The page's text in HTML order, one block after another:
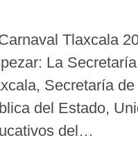
Tlaxcala
La
Secretaría
del Estado,
del…